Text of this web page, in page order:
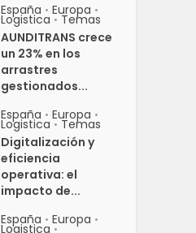
España • Europa •
Logistica • Temas
AUNDITRANS crece
un 23% en los
arrastres
gestionados...
España • Europa •
Logistica • Temas
Digitalización y
eficiencia
operativa: el
impacto de...
España • Europa •
Logistica •